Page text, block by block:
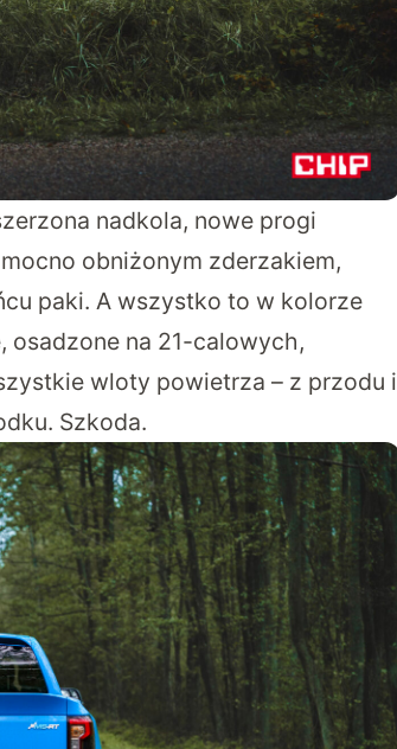
nadkola, nowe progi
obniżonym zderzakiem,
paki. A wszystko to w kolorze
osadzone na 21-calowych,
wloty powietrza – z przodu i
Szkoda.